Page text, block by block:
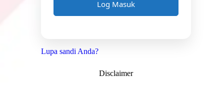
Lupa sandi Anda?
Disclaimer